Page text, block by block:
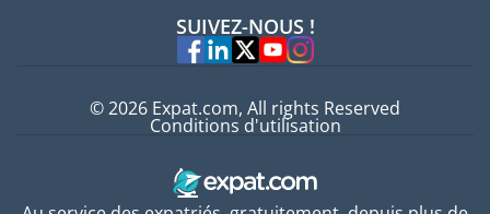
Experts
SUIVEZ-NOUS !
© 2026 Expat.com, All rights Reserved
Conditions d'utilisation